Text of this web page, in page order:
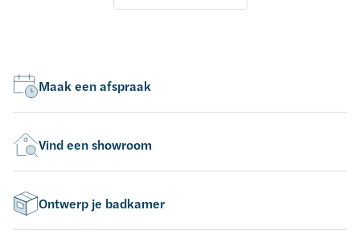
Maak een afspraak
Vind een showroom
Ontwerp je badkamer